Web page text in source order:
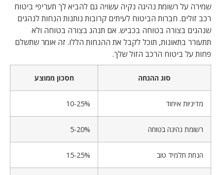
שמירה על רשומת נהיגה נקיה עשויה גם להביא לך תעריפי ביטוח
רכב זולים. חברות הביטוח לעיתים קרובות נותנות הנחות לנהגים
שנהגים בצורה בטוחה בכביש. אם תנהג בצורה בטוחה ולא
תתעורר בתאונות, תוכל לקבל את ההנחות הללו. זה אומר שתשלם
פחות על ביטוח הרכב הזול שלך.
סוג ההנחה חסכון ממוצע
מדיניות איחוד 10-25%
רשומת נהיגה בטוחה 5-20%
הנחת תלמיד טוב 15-25%